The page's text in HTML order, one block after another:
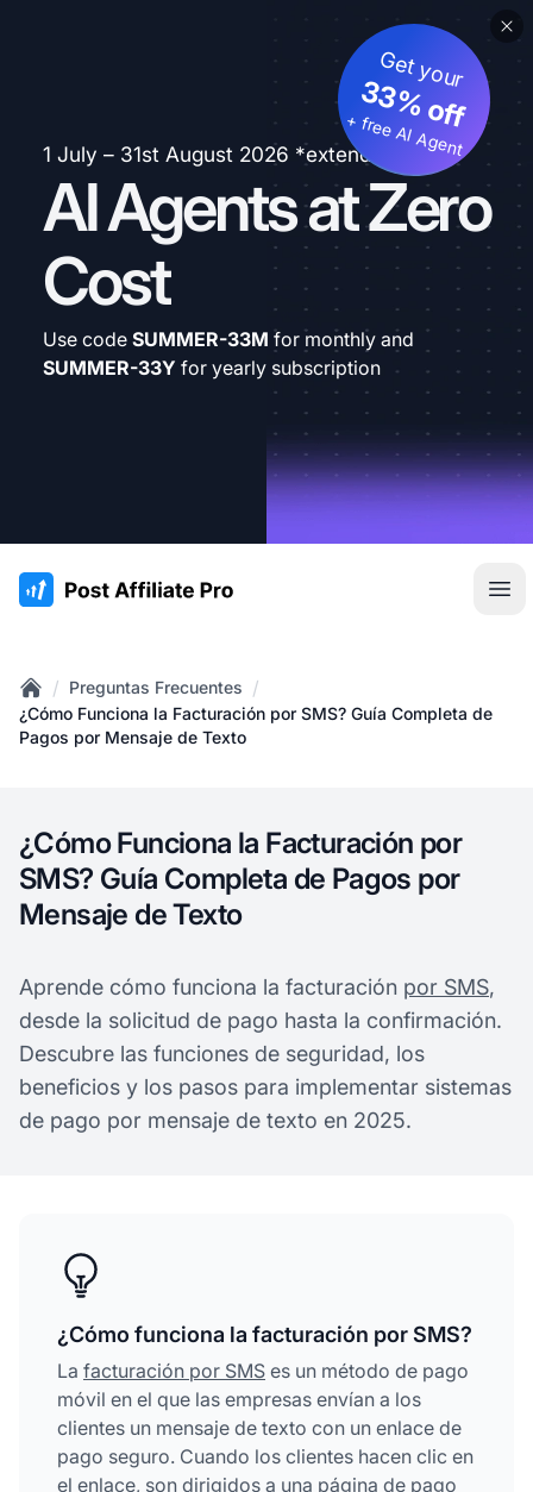
1 July – 31st August 2026 *extended
AI Agents at Zero
Cost
Get your
33% off
+ free AI Agent
Use code SUMMER-33M for monthly and
SUMMER-33Y for yearly subscription
:site.title
Home
/ Preguntas Frecuentes /
¿Cómo Funciona la Facturación por SMS? Guía Completa de
Pagos por Mensaje de Texto
¿Cómo Funciona la Facturación por
SMS? Guía Completa de Pagos por
Mensaje de Texto
Aprende cómo funciona la facturación por SMS,
desde la solicitud de pago hasta la confirmación.
Descubre las funciones de seguridad, los
beneficios y los pasos para implementar sistemas
de pago por mensaje de texto en 2025.
¿Cómo funciona la facturación por SMS?
La facturación por SMS es un método de pago
móvil en el que las empresas envían a los
clientes un mensaje de texto con un enlace de
pago seguro. Cuando los clientes hacen clic en
el enlace, son dirigidos a una página de pago